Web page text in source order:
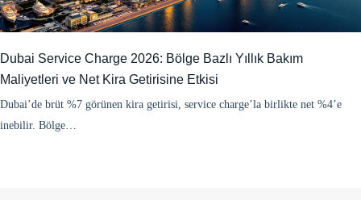
Dubai Service Charge 2026: Bölge Bazlı Yıllık Bakım
Maliyetleri ve Net Kira Getirisine Etkisi
Dubai’de brüt %7 görünen kira getirisi, service charge’la birlikte net %4’e
inebilir. Bölge…